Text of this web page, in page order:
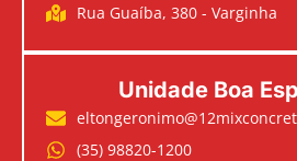
Rua Guaíba, 380 - Varginha
Unidade Boa
(35) 98820-1200